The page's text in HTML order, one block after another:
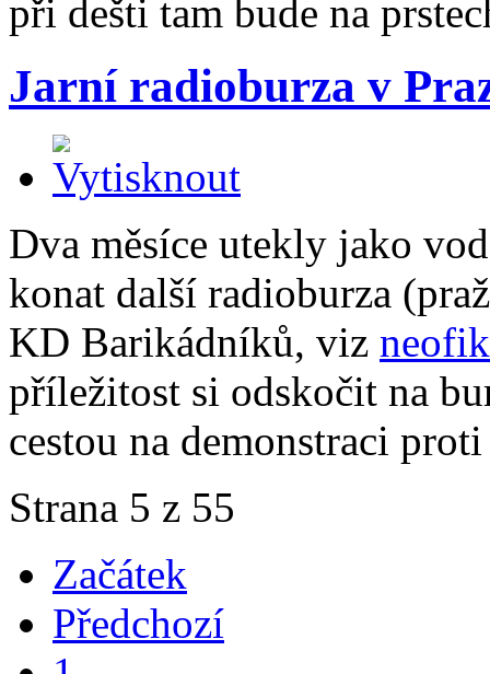
při dešti tam bude na
Jarní radioburza v
Dva měsíce utekly jako
konat další radioburza
KD Barikádníků, viz
příležitost si odskočit na
cestou na demonstraci
Strana 5 z 55
Začátek
Předchozí